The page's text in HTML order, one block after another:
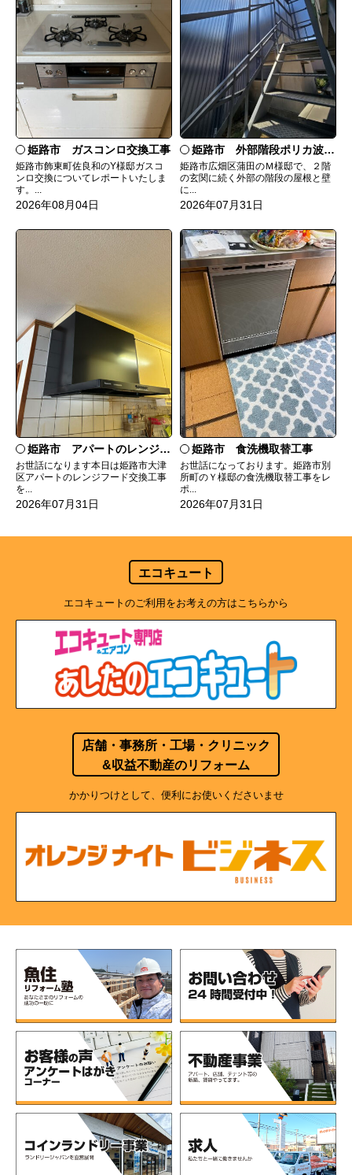
姫路市 ガスコンロ交換工事
姫路市飾東町佐良和のY様邸ガスコ
ンロ交換についてレポートいたしま
す。...
2026年08月04日
姫路市 外部階段ポリカ波板張替工事
姫路市広畑区蒲田のＭ様邸で、２階
の玄関に続く外部の階段の屋根と壁
に...
2026年07月31日
姫路市 アパートのレンジフード交換
お世話になります本日は姫路市大津
区アパートのレンジフード交換工事
を...
2026年07月31日
姫路市 食洗機取替工事
お世話になっております。姫路市別
所町のＹ様邸の食洗機取替工事をレ
ポ...
2026年07月31日
エコキュート
エコキュートのご利用をお考えの方はこちらから
店舗・事務所・工場・クリニック
&収益不動産のリフォーム
かかりつけとして、便利にお使いくださいませ